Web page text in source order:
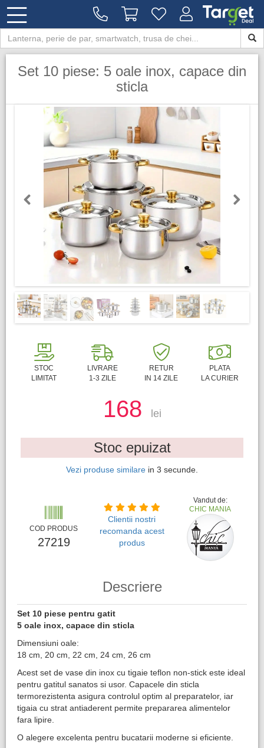
Set 10 piese: 5 oale inox, capace din
sticla
Previous
STOC
LIMITAT
LIVRARE
1-3 ZILE
RETUR
IN 14 ZILE
PLATA
LA CURIER
168 lei
Stoc epuizat
Vezi produse similare in 2 secunde.
COD PRODUS
27219
Clientii nostri
recomanda acest
produs
Vandut de:
CHIC MANIA
Descriere
Set 10 piese pentru gatit
5 oale inox, capace din sticla
Dimensiuni oale:
18 cm, 20 cm, 22 cm, 24 cm, 26 cm
Acest set de vase din inox cu tigaie teflon non-stick este ideal
pentru gatitul sanatos si usor. Capacele din sticla
termorezistenta asigura controlul optim al preparatelor, iar
tigaia cu strat antiaderent permite prepararea alimentelor
fara lipire.
O alegere excelenta pentru bucatarii moderne si eficiente.